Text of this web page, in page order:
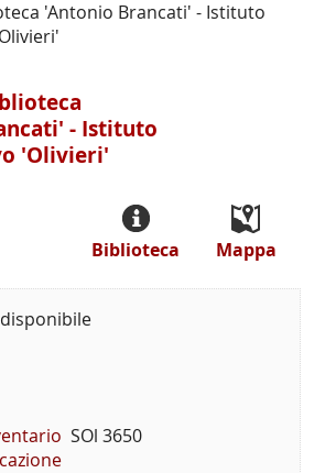
'Antonio Brancati' - Istituto
- Istituto
'Olivieri'
Mappa
Biblioteca
SOl 3650